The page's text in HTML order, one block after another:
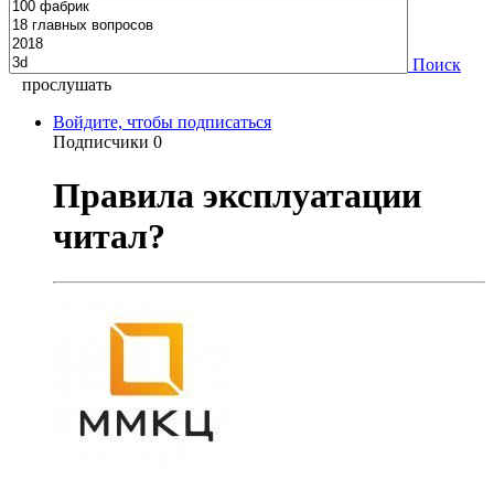
Поиск
прослушать
Войдите, чтобы подписаться
Подписчики 0
Правила эксплуатации
читал?